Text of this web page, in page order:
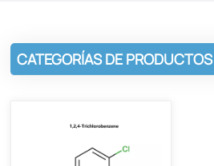
CATEGORÍAS DE PRODUCTOS